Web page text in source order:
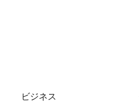
ビジネス